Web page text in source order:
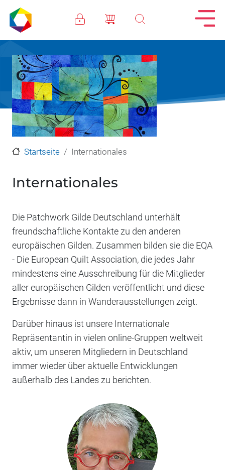
Direkt zum Inhalt
Startseite Internationales
Internationales
Die Patchwork Gilde Deutschland unterhält
freundschaftliche Kontakte zu den anderen
europäischen Gilden. Zusammen bilden sie die EQA
- Die European Quilt Association, die jedes Jahr
mindestens eine Ausschreibung für die Mitglieder
aller europäischen Gilden veröffentlicht und diese
Ergebnisse dann in Wanderausstellungen zeigt.
Darüber hinaus ist unsere Internationale
Repräsentantin in vielen online-Gruppen weltweit
aktiv, um unseren Mitgliedern in Deutschland
immer wieder über aktuelle Entwicklungen
außerhalb des Landes zu berichten.